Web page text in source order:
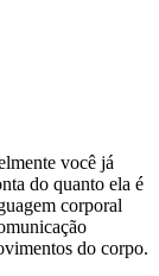
você já
do quanto ela é
corporal
do corpo.